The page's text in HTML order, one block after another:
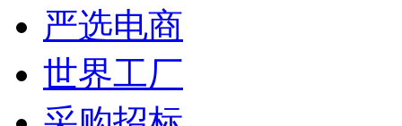
严选电商
世界工厂